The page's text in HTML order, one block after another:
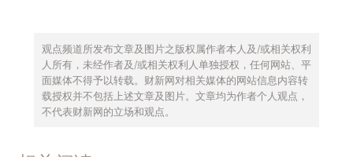
观点频道所发布文章及图片之版权属作者本人及/或相关权利
人所有，未经作者及/或相关权利人单独授权，任何网站、平
面媒体不得予以转载。财新网对相关媒体的网站信息内容转
载授权并不包括上述文章及图片。文章均为作者个人观点，
不代表财新网的立场和观点。